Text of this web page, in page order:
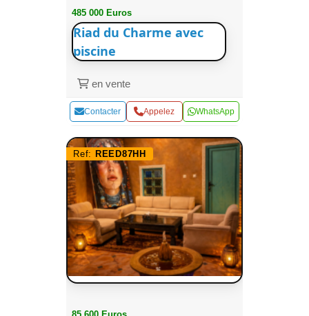
485 000 Euros
Riad du Charme avec
piscine
en vente
Contacter Appelez WhatsApp
Ref: REED87HH